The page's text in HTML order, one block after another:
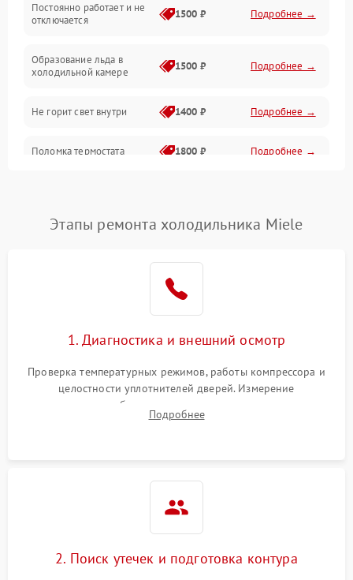
Постоянно работает и не
отключается
1500 ₽ Подробнее →
Образование льда в
холодильной камере
1500 ₽ Подробнее →
Не горит свет внутри 1400 ₽ Подробнее →
Поломка термостата 1800 ₽ Подробнее →
Поломка системы No Frost 2600 ₽ Подробнее →
работе
2000 ₽ Подробнее →
1000 ₽
1800 ₽
Этапы ремонта холодильника Miele
1. Диагностика и внешний осмотр
Проверка температурных режимов, работы компрессора и
целостности уплотнителей дверей. Измерение
сопротивления обмоток мотора, проверка термостата и
считывание кодов ошибок с электронного дисплея.
Подробнее
2. Поиск утечек и подготовка контура